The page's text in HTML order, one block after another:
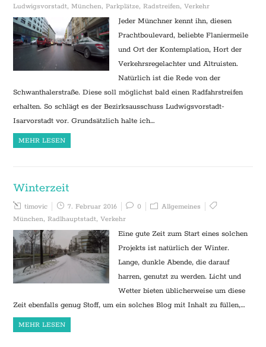
Ludwigsvorstadt,München,Parkplätze,Radstreifen,Verkehr
Jeder Münchner kennt ihn, diesen
Prachtboulevard, beliebte Flaniermeile
und Ort der Kontemplation, Hort der
Verkehrsregelachter und Altruisten.
Natürlich ist die Rede von der
Schwanthalerstraße. Diese soll möglichst bald einen Radfahrstreifen
erhalten. So schlägt es der Bezirksausschuss Ludwigsvorstadt-
Isarvorstadt vor. Grundsätzlich halte ich…
MEHR LESEN
Winterzeit
timovic 7. Februar 2016 0
Allgemeines
München,Radlhauptstadt,Verkehr
Eine gute Zeit zum Start eines solchen
Projekts ist natürlich der Winter.
Lange, dunkle Abende, die darauf
harren, genutzt zu werden. Licht und
Wetter bieten üblicherweise um diese
Zeit ebenfalls genug Stoff, um ein solches Blog mit Inhalt zu füllen,…
MEHR LESEN